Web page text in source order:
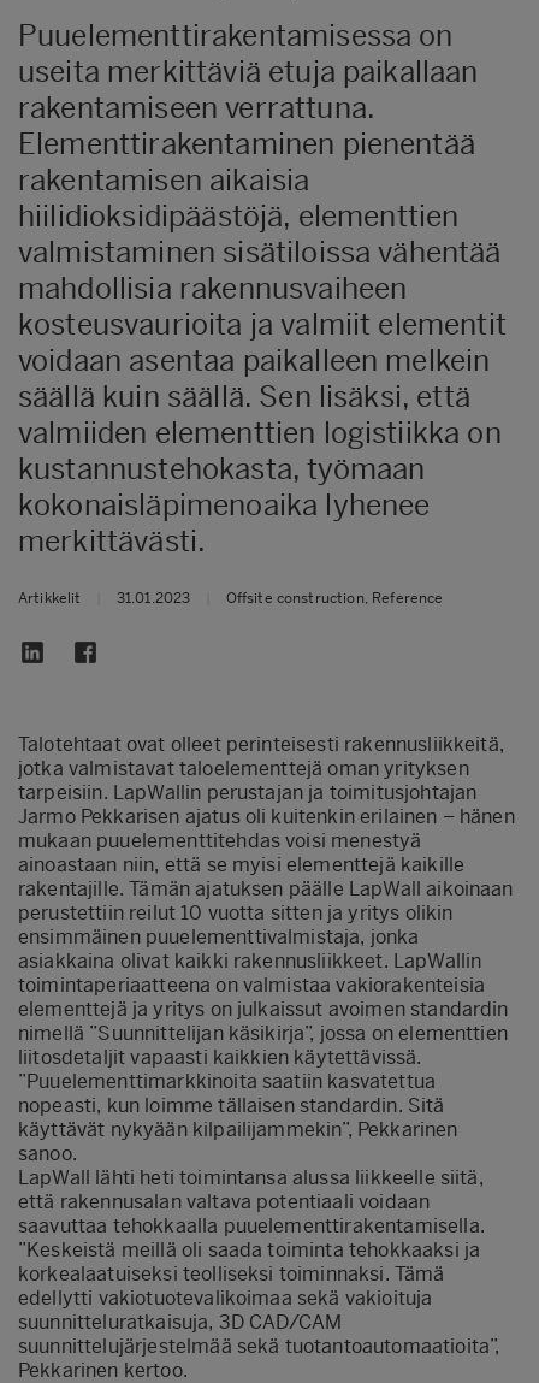
Puuelementtirakentamisessa on
useita merkittäviä etuja paikallaan
rakentamiseen verrattuna.
Elementtirakentaminen pienentää
rakentamisen aikaisia
hiilidioksidipäästöjä, elementtien
valmistaminen sisätiloissa vähentää
mahdollisia rakennusvaiheen
kosteusvaurioita ja valmiit elementit
voidaan asentaa paikalleen melkein
säällä kuin säällä. Sen lisäksi, että
valmiiden elementtien logistiikka on
kustannustehokasta, työmaan
kokonaisläpimenoaika lyhenee
merkittävästi.
Artikkelit 31.01.2023 Offsite construction, Reference
Talotehtaat ovat olleet perinteisesti rakennusliikkeitä,
jotka valmistavat taloelementtejä oman yrityksen
tarpeisiin. LapWallin perustajan ja toimitusjohtajan
Jarmo Pekkarisen ajatus oli kuitenkin erilainen – hänen
mukaan puuelementtitehdas voisi menestyä
ainoastaan niin, että se myisi elementtejä kaikille
rakentajille. Tämän ajatuksen päälle LapWall aikoinaan
perustettiin reilut 10 vuotta sitten ja yritys olikin
ensimmäinen puuelementtivalmistaja, jonka
asiakkaina olivat kaikki rakennusliikkeet. LapWallin
toimintaperiaatteena on valmistaa vakiorakenteisia
elementtejä ja yritys on julkaissut avoimen standardin
nimellä ”Suunnittelijan käsikirja”, jossa on elementtien
liitosdetaljit vapaasti kaikkien käytettävissä.
”Puuelementtimarkkinoita saatiin kasvatettua
nopeasti, kun loimme tällaisen standardin. Sitä
käyttävät nykyään kilpailijammekin”, Pekkarinen
sanoo.
LapWall lähti heti toimintansa alussa liikkeelle siitä,
että rakennusalan valtava potentiaali voidaan
saavuttaa tehokkaalla puuelementtirakentamisella.
”Keskeistä meillä oli saada toiminta tehokkaaksi ja
korkealaatuiseksi teolliseksi toiminnaksi. Tämä
edellytti vakiotuotevalikoimaa sekä vakioituja
suunnitteluratkaisuja, 3D CAD/CAM
suunnittelujärjestelmää sekä tuotantoautomaatioita”,
Pekkarinen kertoo.